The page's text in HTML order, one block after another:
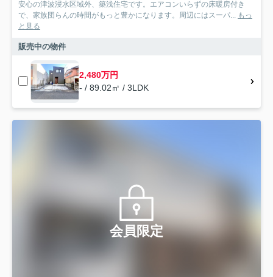
安心の津波浸水区域外、築浅住宅です。エアコンいらずの床暖房付き
で、家族団らんの時間がもっと豊かになります。周辺にはスーパ... もっ
と見る
販売中の物件
2,480万円
- / 89.02㎡ / 3LDK
会員限定